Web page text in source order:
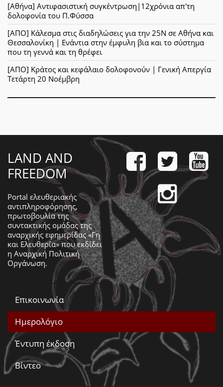
[Αθήνα] Αντιφασιστική συγκέντρωση|12χρόνια απ'τη
δολοφονία του Π.Φύσσα
[ΑΠΟ] Κάλεσμα στις διαδηλώσεις για την 25Ν σε Αθήνα και
Θεσσαλονίκη | Ενάντια στην έμφυλη βια και το σύστημα
που τη γεννά και τη θρέφει
[ΑΠΟ] Κράτος και κεφάλαιο δολοφονούν | Γενική Απεργία
Τετάρτη 20 Νοέμβρη
LAND AND
FREEDOM
Portal ελευθεριακής
αντιπληροφόρησης,
πρωτοβουλία της
συντακτικής ομάδας της
αναρχικής εφημερίδας «Γη
και Ελευθερία» που εκδίδει
η Αναρχική Πολιτική
Οργάνωση.
Επικοινωνία
Ημερολόγιο
Έντυπη έκδοση
Βίντεο